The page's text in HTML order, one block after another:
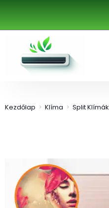
Kezdőlap > Klíma > Split Klímák